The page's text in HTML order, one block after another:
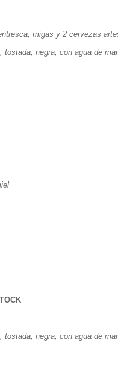
migas y 2 cervezas
negra, con agua de
negra, con agua de